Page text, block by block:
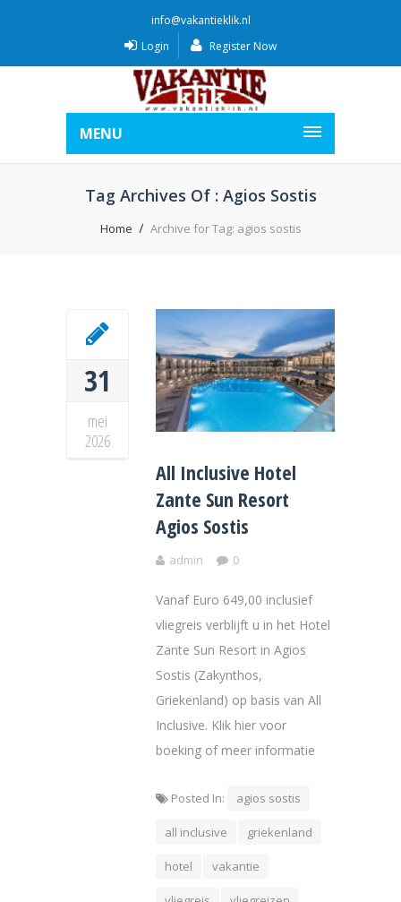
info@vakantieklik.nl
Login
Register Now
MENU
Tag Archives Of : Agios Sostis
Home Archive for Tag: agios sostis
31
mei
2026
All Inclusive Hotel
Zante Sun Resort
Agios Sostis
admin 0
Vanaf Euro 649,00 inclusief
vliegreis verblijft u in het Hotel
Zante Sun Resort in Agios
Sostis (Zakynthos,
Griekenland) op basis van All
Inclusive. Klik hier voor
boeking of meer informatie
Posted In: agios sostis
all inclusive griekenland
hotel vakantie